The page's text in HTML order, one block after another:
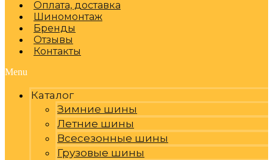
Оплата, доставка
Шиномонтаж
Бренды
Отзывы
Контакты
Menu
Каталог
Зимние шины
Летние шины
Всесезонные шины
Грузовые шины